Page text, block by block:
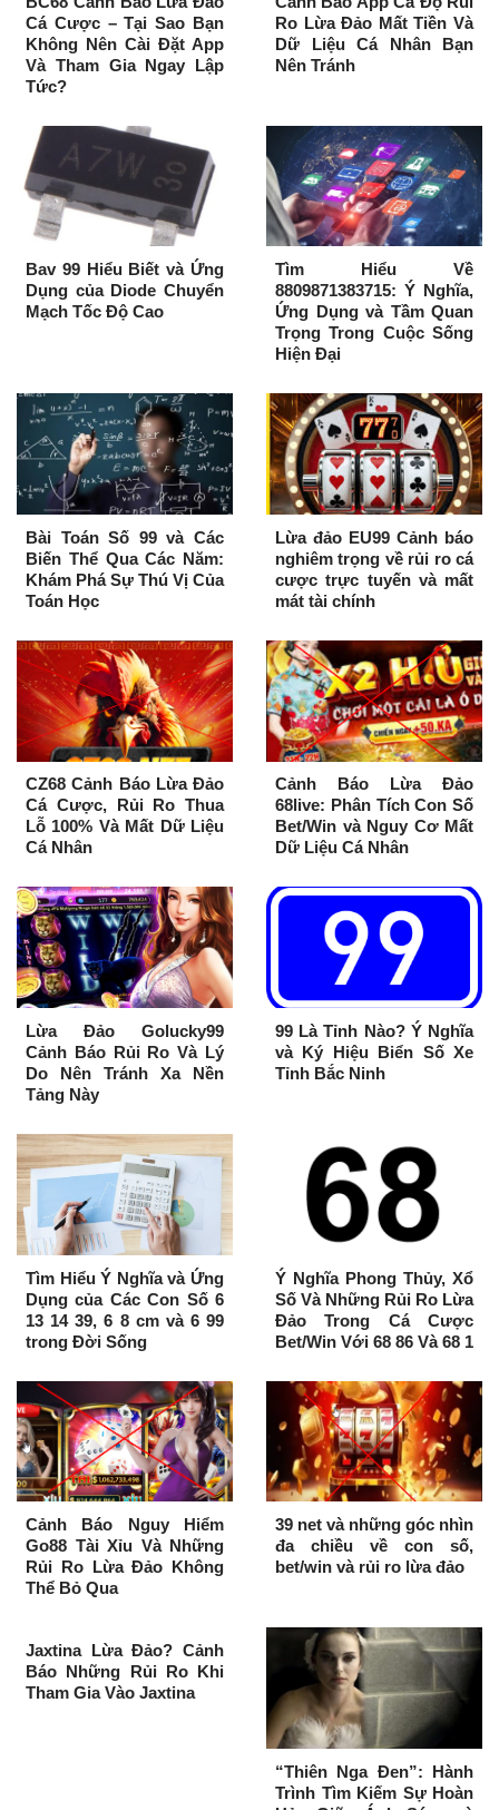
Cá Cược – Tại Sao Bạn
Không Nên Cài Đặt App
Và Tham Gia Ngay Lập
Tức?
Ro Lừa Đảo Mất Tiền Và
Dữ Liệu Cá Nhân Bạn
Nên Tránh
Bav 99 Hiểu Biết và Ứng
Dụng của Diode Chuyển
Mạch Tốc Độ Cao
Tìm Hiểu Về
8809871383715: Ý Nghĩa,
Ứng Dụng và Tầm Quan
Trọng Trong Cuộc Sống
Hiện Đại
Bài Toán Số 99 và Các
Biến Thể Qua Các Năm:
Khám Phá Sự Thú Vị Của
Toán Học
Lừa đảo EU99 Cảnh báo
nghiêm trọng về rủi ro cá
cược trực tuyến và mất
mát tài chính
CZ68 Cảnh Báo Lừa Đảo
Cá Cược, Rủi Ro Thua
Lỗ 100% Và Mất Dữ Liệu
Cá Nhân
Cảnh Báo Lừa Đảo
68live: Phân Tích Con Số
Bet/Win và Nguy Cơ Mất
Dữ Liệu Cá Nhân
Lừa Đảo Golucky99
Cảnh Báo Rủi Ro Và Lý
Do Nên Tránh Xa Nền
Tảng Này
99 Là Tỉnh Nào? Ý Nghĩa
và Ký Hiệu Biển Số Xe
Tỉnh Bắc Ninh
Tìm Hiểu Ý Nghĩa và Ứng
Dụng của Các Con Số 6
13 14 39, 6 8 cm và 6 99
trong Đời Sống
Ý Nghĩa Phong Thủy, Xổ
Số Và Những Rủi Ro Lừa
Đảo Trong Cá Cược
Bet/Win Với 68 86 Và 68 1
Cảnh Báo Nguy Hiểm
Go88 Tài Xỉu Và Những
Rủi Ro Lừa Đảo Không
Thể Bỏ Qua
39 net và những góc nhìn
đa chiều về con số,
bet/win và rủi ro lừa đảo
Jaxtina Lừa Đảo? Cảnh
Báo Những Rủi Ro Khi
Tham Gia Vào Jaxtina
“Thiên Nga Đen”: Hành
Trình Tìm Kiếm Sự Hoàn